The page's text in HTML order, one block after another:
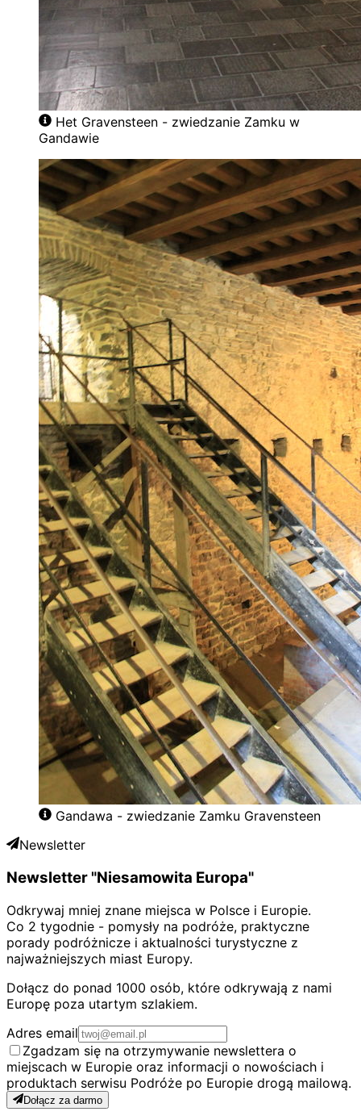
Het Gravensteen - zwiedzanie Zamku w
Gandawie
Gandawa - zwiedzanie Zamku Gravensteen
Newsletter
Newsletter "Niesamowita Europa"
Odkrywaj mniej znane miejsca w Polsce i Europie.
Co 2 tygodnie - pomysły na podróże, praktyczne
porady podróżnicze i aktualności turystyczne z
najważniejszych miast Europy.
Dołącz do ponad 1000 osób, które odkrywają z nami
Europę poza utartym szlakiem.
Adres email
Zgadzam się na otrzymywanie newslettera o
miejscach w Europie oraz informacji o nowościach i
produktach serwisu Podróże po Europie drogą mailową.
Dołącz za darmo